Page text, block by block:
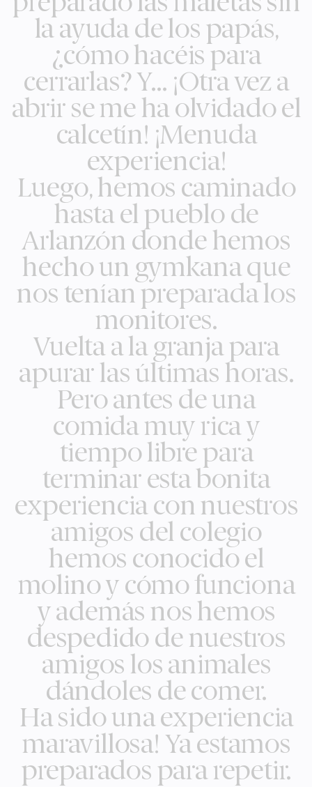
la ayuda de los papás,
¿cómo hacéis para
cerrarlas? Y… ¡Otra vez a
abrir se me ha olvidado el
calcetín! ¡Menuda
experiencia!
Luego, hemos caminado
hasta el pueblo de
Arlanzón donde hemos
hecho un gymkana que
nos tenían preparada los
monitores.
Vuelta a la granja para
apurar las últimas horas.
Pero antes de una
comida muy rica y
tiempo libre para
terminar esta bonita
experiencia con nuestros
amigos del colegio
hemos conocido el
molino y cómo funciona
y además nos hemos
despedido de nuestros
amigos los animales
dándoles de comer.
Ha sido una experiencia
maravillosa! Ya estamos
preparados para repetir.